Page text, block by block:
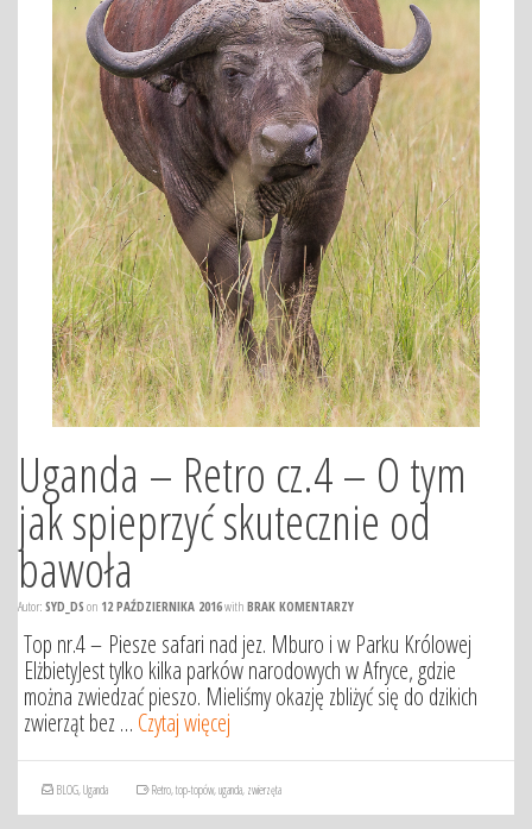
Uganda – Retro cz.4 – O tym
jak spieprzyć skutecznie od
bawoła
Autor: SYD_DS on 12 PAŹDZIERNIKA 2016with BRAK KOMENTARZY
Top nr.4 – Piesze safari nad jez. Mburo i w Parku Królowej
ElżbietyJest tylko kilka parków narodowych w Afryce, gdzie
można zwiedzać pieszo. Mieliśmy okazję zbliżyć się do dzikich
zwierząt bez … Czytaj więcej
BLOG,Uganda Retro,top-topów,uganda, zwierzęta